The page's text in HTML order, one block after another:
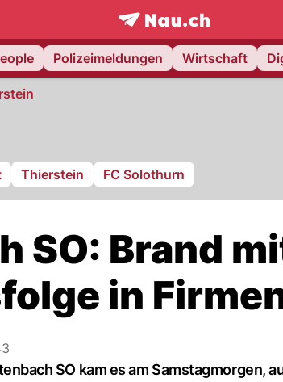
frontpage.NAU.ch
Polizeimeldungen Wirtschaft
Thierstein FC Solothurn
SO: Brand
in
SO kam es am Samstagmorgen,